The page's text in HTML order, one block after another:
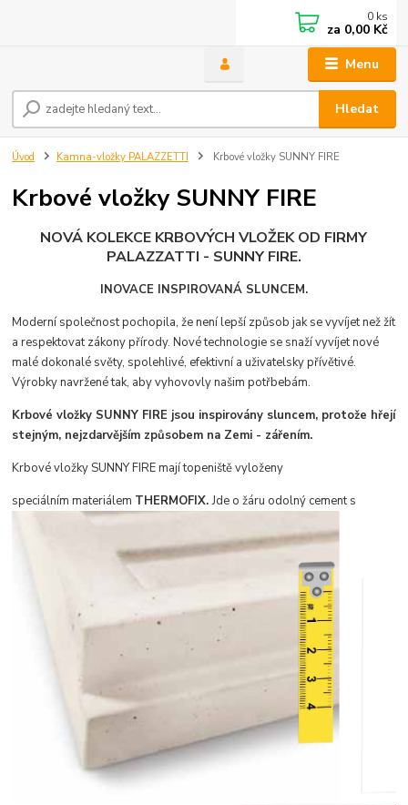
Menu
Hledat
0 ks
za 0,00 Kč
Úvod Kamna-vložky PALAZZETTI Krbové vložky SUNNY FIRE
Krbové vložky SUNNY FIRE
NOVÁ KOLEKCE KRBOVÝCH VLOŽEK OD FIRMY
PALAZZATTI - SUNNY FIRE.
INOVACE INSPIROVANÁ SLUNCEM.
Moderní společnost pochopila, že není lepší způsob jak se vyvíjet než žít
a respektovat zákony přírody. Nové technologie se snaží vyvíjet nové
malé dokonalé světy, spolehlivé, efektivní a uživatelsky přívětivé.
Výrobky navržené tak, aby vyhovovly našim potřbebám.
Krbové vložky SUNNY FIRE jsou inspirovány sluncem, protože hřejí
stejným, nejzdarvějším způsobem na Zemi - zářením.
Krbové vložky SUNNY FIRE mají topeniště vyloženy
speciálním materiálem THERMOFIX.Jde o žáru odolný cement s